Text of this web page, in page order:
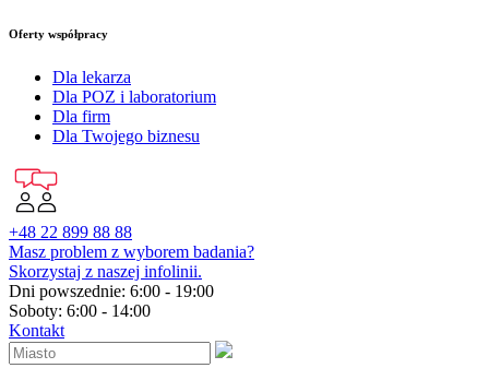
Oferty współpracy
Dla lekarza
Dla POZ i laboratorium
Dla firm
Dla Twojego biznesu
+48 22 899 88 88
Masz problem z wyborem badania?
Skorzystaj z naszej infolinii.
Dni powszednie: 6:00 - 19:00
Soboty: 6:00 - 14:00
Kontakt